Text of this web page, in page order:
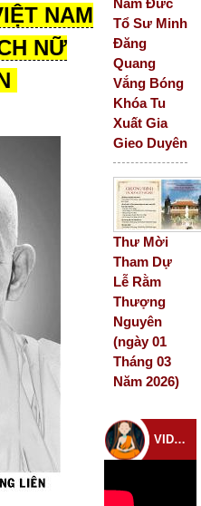
NAM
NỮ
Năm Đức
Tổ Sư Minh
Đăng
Quang
Vắng Bóng
Khóa Tu
Xuất Gia
Gieo Duyên
Thư Mời
Tham Dự
Lễ Rằm
Thượng
Nguyên
(ngày 01
Tháng 03
Năm 2026)
VIDEO CHÙA